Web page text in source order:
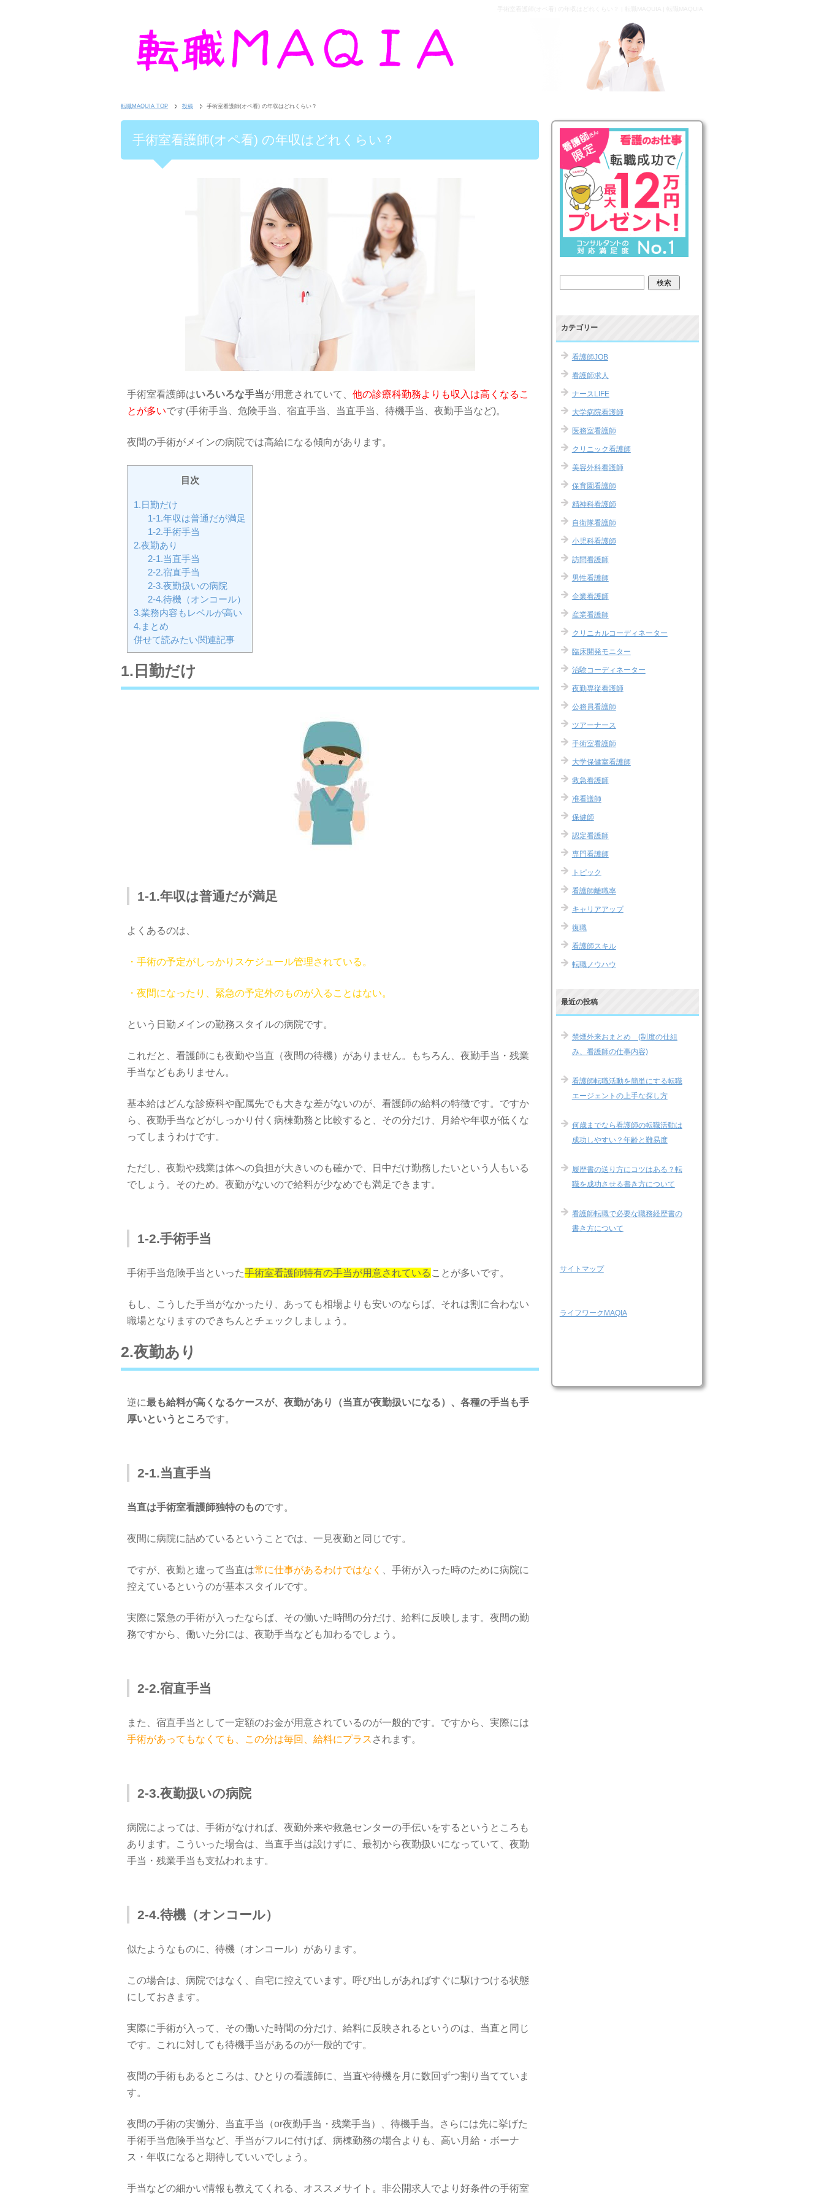
転職MAQUIA TOP 投稿 手術室看護師(オペ看) の年収はどれくらい？
手術室看護師(オペ看) の年収はどれくらい？
手術室看護師はいろいろな手当が用意されていて、 他の診療科勤務よりも収入は高くなるこ
とが多いです(手術手当、危険手当、宿直手当、当直手当、待機手当、夜勤手当など)。
夜間の手術がメインの病院では高給になる傾向があります。
目次
1.日勤だけ
1-1.年収は普通だが満足
1-2.手術手当
2.夜勤あり
2-1.当直手当
2-2.宿直手当
2-3.夜勤扱いの病院
2-4.待機（オンコール）
3.業務内容もレベルが高い
4.まとめ
併せて読みたい関連記事
1.日勤だけ
1-1.年収は普通だが満足
よくあるのは、
・手術の予定がしっかりスケジュール管理されている。
・夜間になったり、緊急の予定外のものが入ることはない。
という日勤メインの勤務スタイルの病院です。
これだと、看護師にも夜勤や当直（夜間の待機）がありません。もちろん、夜勤手当・残業
手当などもありません。
基本給はどんな診療科や配属先でも大きな差がないのが、看護師の給料の特徴です。ですか
ら、夜勤手当などがしっかり付く病棟勤務と比較すると、その分だけ、月給や年収が低くな
ってしまうわけです。
ただし、夜勤や残業は体への負担が大きいのも確かで、日中だけ勤務したいという人もいる
でしょう。そのため。夜勤がないので給料が少なめでも満足できます。
1-2.手術手当
手術手当危険手当といった手術室看護師特有の手当が用意されている ことが多いです。
もし、こうした手当がなかったり、あっても相場よりも安いのならば、それは割に合わない
職場となりますのできちんとチェックしましょう。
2.夜勤あり
逆に最も給料が高くなるケースが、夜勤があり（当直が夜勤扱いになる）、各種の手当も手
厚いというところです。
2-1.当直手当
当直は手術室看護師独特のものです。
夜間に病院に詰めているということでは、一見夜勤と同じです。
ですが、夜勤と違って当直は常に仕事があるわけではなく
、手術が入った時のために病院に
控えているというのが基本スタイルです。
実際に緊急の手術が入ったならば、その働いた時間の分だけ、給料に反映します。夜間の勤
務ですから、働いた分には、夜勤手当なども加わるでしょう。
2-2.宿直手当
また、宿直手当として一定額のお金が用意されているのが一般的です。ですから、実際には
手術があってもなくても、この分は毎回、給料にプラス されます。
2-3.夜勤扱いの病院
病院によっては、手術がなければ、夜勤外来や救急センターの手伝いをするというところも
あります。こういった場合は、当直手当は設けずに、最初から夜勤扱いになっていて、夜勤
手当・残業手当も支払われます。
2-4.待機（オンコール）
似たようなものに、待機（オンコール）があります。
この場合は、病院ではなく、自宅に控えています。呼び出しがあればすぐに駆けつける状態
にしておきます。
実際に手術が入って、その働いた時間の分だけ、給料に反映されるというのは、当直と同じ
です。これに対しても待機手当があるのが一般的です。
夜間の手術もあるところは、ひとりの看護師に、当直や待機を月に数回ずつ割り当てていま
す。
夜間の手術の実働分、当直手当（or夜勤手当・残業手当）、待機手当。さらには先に挙げた
手術手当危険手当など、手当がフルに付けば、病棟勤務の場合よりも、高い月給・ボーナ
ス・年収になると期待していいでしょう。
手当などの細かい情報も教えてくれる、オススメサイト。非公開求人でより好条件の手術室
カテゴリー
看護師JOB
看護師求人
ナースLIFE
大学病院看護師
医務室看護師
クリニック看護師
美容外科看護師
保育園看護師
精神科看護師
自衛隊看護師
小児科看護師
訪問看護師
男性看護師
企業看護師
産業看護師
クリニカルコーディネーター
臨床開発モニター
治験コーディネーター
夜勤専従看護師
公務員看護師
ツアーナース
手術室看護師
大学保健室看護師
救急看護師
准看護師
保健師
認定看護師
専門看護師
トピック
看護師離職率
キャリアアップ
復職
看護師スキル
転職ノウハウ
最近の投稿
禁煙外来おまとめ (制度の仕組
み、看護師の仕事内容)
看護師転職活動を簡単にする転職
エージェントの上手な探し方
何歳までなら看護師の転職活動は
成功しやすい？年齢と難易度
履歴書の送り方にコツはある？転
職を成功させる書き方について
看護師転職で必要な職務経歴書の
書き方について
サイトマップ
ライフワークMAQIA